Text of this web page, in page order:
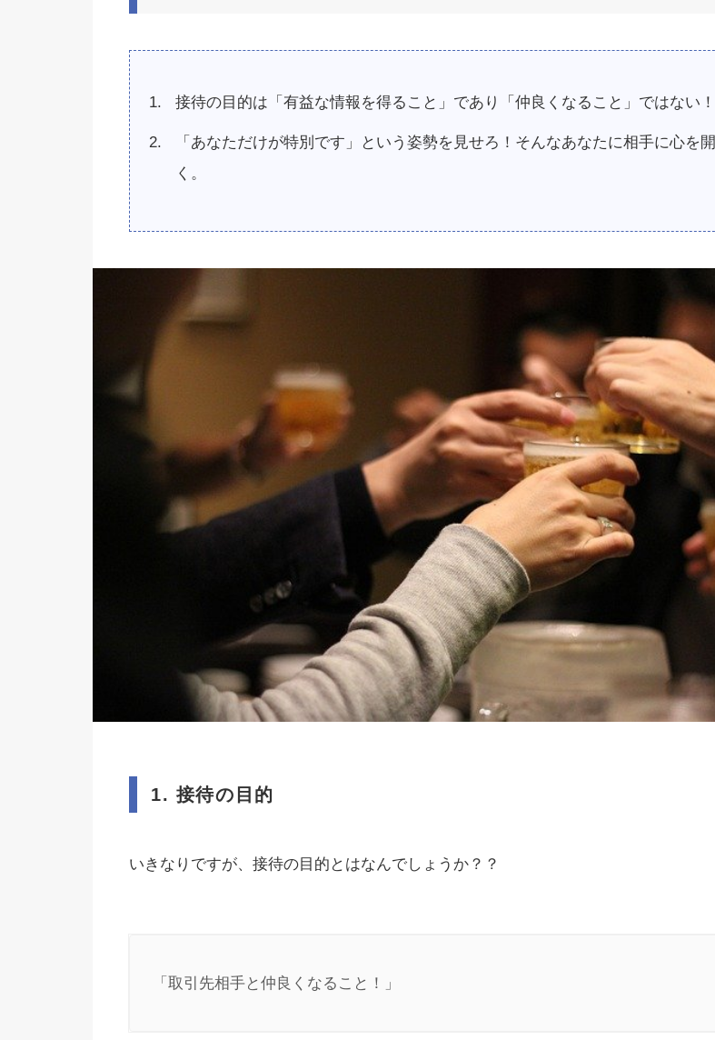
接待の目的は「有益な情報を得ること」であり「仲良くなること」ではない！
「あなただけが特別です」という姿勢を見せろ！そんなあなたに相手に心を開
く。
1. 接待の目的
いきなりですが、接待の目的とはなんでしょうか？？
「取引先相手と仲良くなること！」